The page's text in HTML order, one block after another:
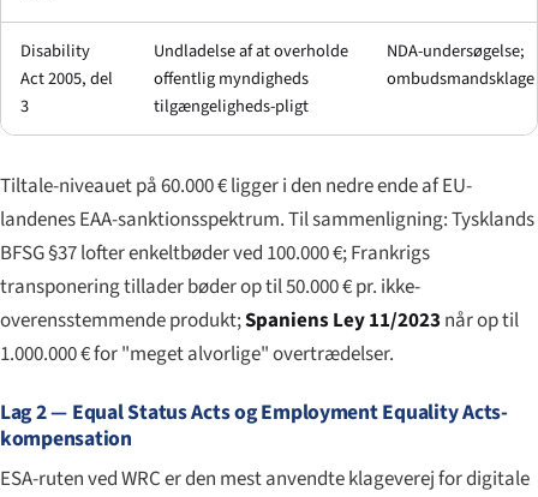
Disability
Act 2005, del
3
Undladelse af at overholde
offentlig myndigheds
tilgængeligheds-pligt
NDA-undersøgelse;
ombudsmandsklage
Tiltale-niveauet på 60.000 € ligger i den nedre ende af EU-
landenes EAA-sanktionsspektrum. Til sammenligning: Tysklands
BFSG §37 lofter enkeltbøder ved 100.000 €; Frankrigs
transponering tillader bøder op til 50.000 € pr. ikke-
overensstemmende produkt;Spaniens Ley 11/2023 når op til
1.000.000 € for "meget alvorlige" overtrædelser.
Lag 2 — Equal Status Acts og Employment Equality Acts-
kompensation
ESA-ruten ved WRC er den mest anvendte klageverej for digitale